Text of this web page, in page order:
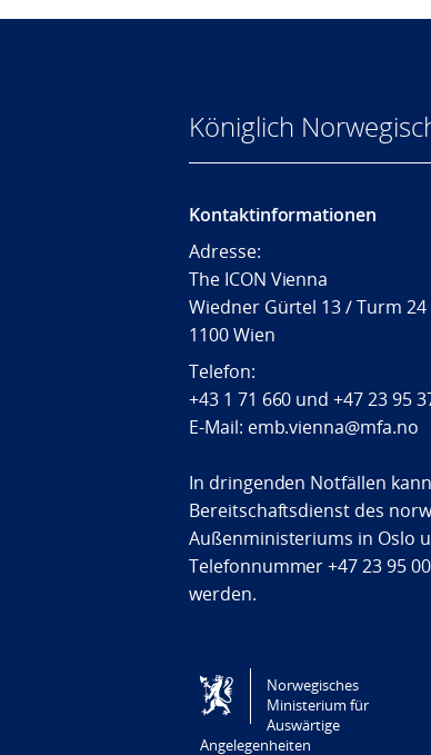
Königlich
Kontaktinformationen
Adresse:
The ICON Vienna
Wiedner Gürtel 13 / Turm 24
1100 Wien
Telefon:
+43 1 71 660 und+47 23 95
E-Mail: emb.vienna@mfa.no
In dringenden Notfällen
Bereitschaftsdienst des
Außenministeriums in Oslo
Telefonnummer +47 23 95
werden.
Tilgjengelighetserklæring /
Norwegisches
Ministerium für
Auswärtige
Angelegenheiten